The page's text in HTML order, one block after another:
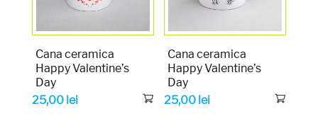
Cana ceramica
Happy Valentine’s
Day
25,00 lei
Cana ceramica
Happy Valentine’s
Day
25,00 lei